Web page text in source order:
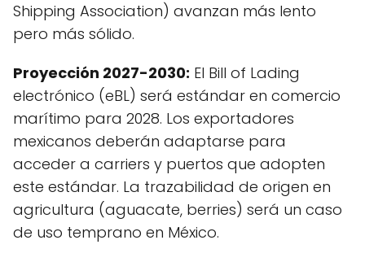
Shipping Association) avanzan más lento
pero más sólido.
Proyección 2027-2030: El Bill of Lading
electrónico (eBL) será estándar en comercio
marítimo para 2028. Los exportadores
mexicanos deberán adaptarse para
acceder a carriers y puertos que adopten
este estándar. La trazabilidad de origen en
agricultura (aguacate, berries) será un caso
de uso temprano en México.